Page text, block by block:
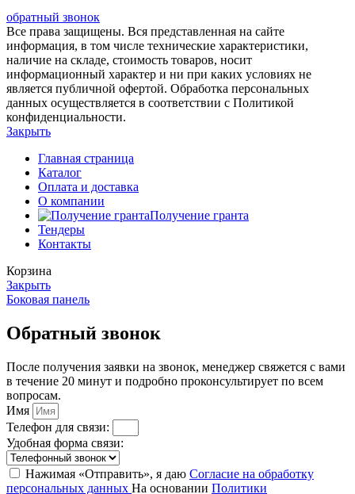
обратный звонок
Все права защищены. Вся представленная на сайте
информация, в том числе технические характеристики,
наличие на складе, стоимость товаров, носит
информационный характер и ни при каких условиях не
является публичной офертой. Обработка персональных
данных осуществляется в соответствии с Политикой
конфиденциальности.
Закрыть
Главная страница
Каталог
Оплата и доставка
О компании
Получение гранта
Тендеры
Контакты
Корзина
Закрыть
Боковая панель
Обратный звонок
После получения заявки на звонок, менеджер свяжется с вами
в течение 20 минут и подробно проконсультирует по всем
вопросам.
Имя
Телефон для связи:
Удобная форма связи:
Нажимая «Отправить», я даю Согласие на обработку
персональных данных На основании Политики